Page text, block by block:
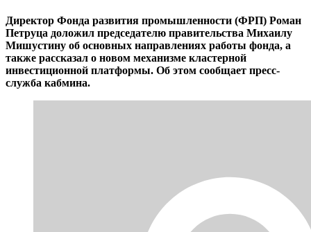
Директор Фонда развития промышленности (ФРП) Роман
Петруца доложил председателю правительства Михаилу
Мишустину об основных направлениях работы фонда, а
также рассказал о новом механизме кластерной
инвестиционной платформы. Об этом сообщает пресс-
служба кабмина.